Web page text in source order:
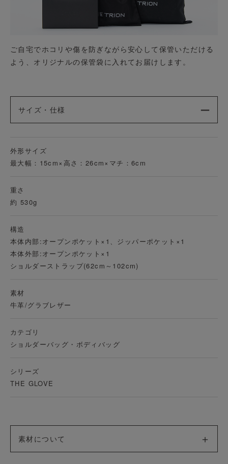
ご自宅でホコリや傷を防ぎながら安心して保管いただける
よう、オリジナルの保管袋に入れてお届けします。
サイズ・仕様
外形サイズ
最大幅：15cm×高さ：26cm×マチ：6cm
重さ
約 530g
構造
本体内部:オープンポケット×1、ジッパーポケット×1
本体外部:オープンポケット×1
ショルダーストラップ(62cm～102cm)
素材
牛革/グラブレザー
カテゴリ
ショルダーバッグ・ボディバッグ
シリーズ
THE GLOVE
素材について